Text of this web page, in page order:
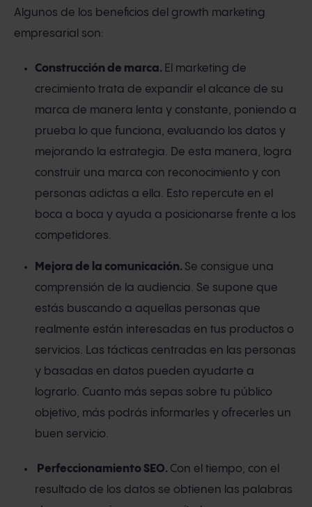
Algunos de los beneficios del growth marketing
empresarial son:
Construcción de marca. El marketing de
crecimiento trata de expandir el alcance de su
marca de manera lenta y constante, poniendo a
prueba lo que funciona, evaluando los datos y
mejorando la estrategia. De esta manera, logra
construir una marca con reconocimiento y con
personas adictas a ella. Esto repercute en el
boca a boca y ayuda a posicionarse frente a los
competidores.
Mejora de la comunicación. Se consigue una
comprensión de la audiencia. Se supone que
estás buscando a aquellas personas que
realmente están interesadas en tus productos o
servicios. Las tácticas centradas en las personas
y basadas en datos pueden ayudarte a
lograrlo. Cuanto más sepas sobre tu público
objetivo, más podrás informarles y ofrecerles un
buen servicio.
Perfeccionamiento SEO. Con el tiempo, con el
resultado de los datos se obtienen las palabras